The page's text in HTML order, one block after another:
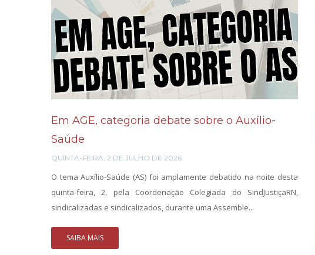
Em AGE, categoria debate sobre o Auxílio-
Saúde
QUINTA-FEIRA, 2 DE JULHO DE 2026.
O tema Auxílio-Saúde (AS) foi amplamente debatido na noite desta
quinta-feira, 2, pela Coordenação Colegiada do SindJustiçaRN,
sindicalizadas e sindicalizados, durante uma Assemble...
SAIBA MAIS